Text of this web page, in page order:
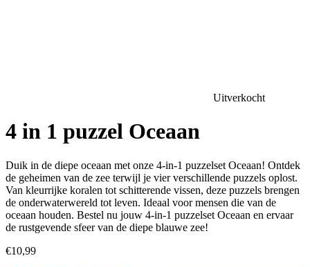
Uitverkocht
4 in 1 puzzel Oceaan
Duik in de diepe oceaan met onze 4-in-1 puzzelset Oceaan! Ontdek
de geheimen van de zee terwijl je vier verschillende puzzels oplost.
Van kleurrijke koralen tot schitterende vissen, deze puzzels brengen
de onderwaterwereld tot leven. Ideaal voor mensen die van de
oceaan houden. Bestel nu jouw 4-in-1 puzzelset Oceaan en ervaar
de rustgevende sfeer van de diepe blauwe zee!
€10,99